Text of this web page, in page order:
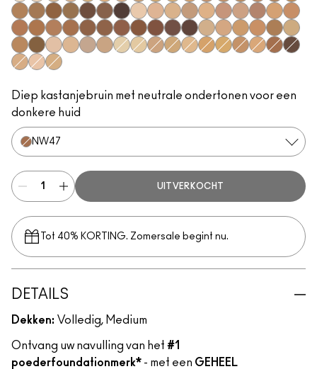
NC5​NC10​NC15​NC16​NC17​NC25​NC27​NC30​NC37​NC38​NC40​NC43.5​
NC44​NC44.5​
NC45​NC45.5​
NC46​
NC47​NC50​NC55​NC58​NC60​NC63​NC65​NW5​NW10​NW13​NW18​NW20​NW25​NW30​
NW33​NW35​
NW40​
NW43​NW44​NW45​NW46​NW48​NW50​NW53​NW55​NW57​NW58​NW65​
C3.5​C4.5​C5​C5.5​
C8​C40​
C45​C55​N4​N5​
Diep kastanjebruin met neutrale ondertonen voor een
donkere huid
NW47​
UITVERKOCHT
Tot 40% KORTING. Zomersale begint nu.
DETAILS
Dekken: Volledig, Medium
Ontvang uw navulling van het #1
poederfoundationmerk* - met een GEHEEL